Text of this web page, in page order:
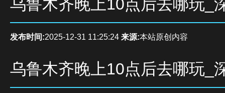
乌鲁木齐晚上10点后去哪玩_
发布时间:2025-12-31 11:25:24 来源:本站原创内容
乌鲁木齐晚上10点后去哪玩_